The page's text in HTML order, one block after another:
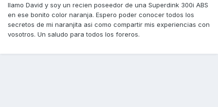
llamo David y soy un recien poseedor de una Superdink 300i ABS
en ese bonito color naranja. Espero poder conocer todos los
secretos de mi naranjita asi como compartir mis experiencias con
vosotros. Un saludo para todos los foreros.